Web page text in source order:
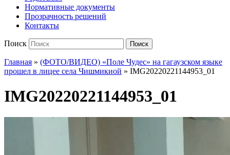
Нормативные документы
Прозрачность решений
Контакты
Поиск Поиск
Главная » (ФОТО/ВИДЕО) «Поле Чудес» на гагаузском языке
прошел в лицее села Чишмикиой » IMG20220221144953_01
IMG20220221144953_01